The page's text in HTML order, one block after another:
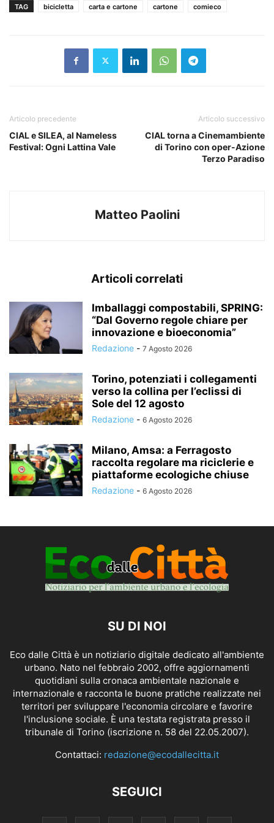
TAG bicicletta carta e cartone cartone comieco
Articolo precedente
CIAL e SILEA, al Nameless
Festival: Ogni Lattina Vale
Articolo successivo
CIAL torna a Cinemambiente
di Torino con oper-Azione
Terzo Paradiso
Matteo Paolini
Articoli correlati
Imballaggi compostabili, SPRING:
“Dal Governo regole chiare per
innovazione e bioeconomia”
Redazione - 7 Agosto 2026
Torino, potenziati i collegamenti
verso la collina per l’eclissi di
Sole del 12 agosto
Redazione - 6 Agosto 2026
Milano, Amsa: a Ferragosto
raccolta regolare ma riciclerie e
piattaforme ecologiche chiuse
Redazione - 6 Agosto 2026
SU DI NOI
Eco dalle Città è un notiziario digitale dedicato all'ambiente
urbano. Nato nel febbraio 2002, offre aggiornamenti
quotidiani sulla cronaca ambientale nazionale e
internazionale e racconta le buone pratiche realizzate nei
territori per sviluppare l'economia circolare e favorire
l'inclusione sociale. È una testata registrata presso il
tribunale di Torino (iscrizione n. 58 del 22.05.2007).
Contattaci: redazione@ecodallecitta.it
SEGUICI